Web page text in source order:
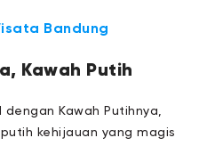
Bandung
Kawah Putih
Kawah Putihnya,
kehijauan yang magis